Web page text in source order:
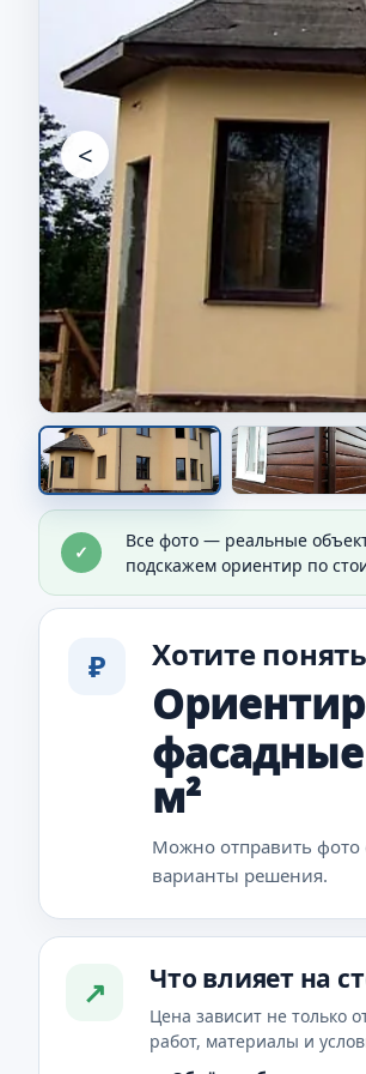
<
Фасад дома
Видно общий результат
✓
Все фото — реальные
подскажем ориентир по
₽ Хотите
м²
Можно отправить фото
варианты решения.
↗ Что влияет на
Цена зависит не только
работ, материалы и